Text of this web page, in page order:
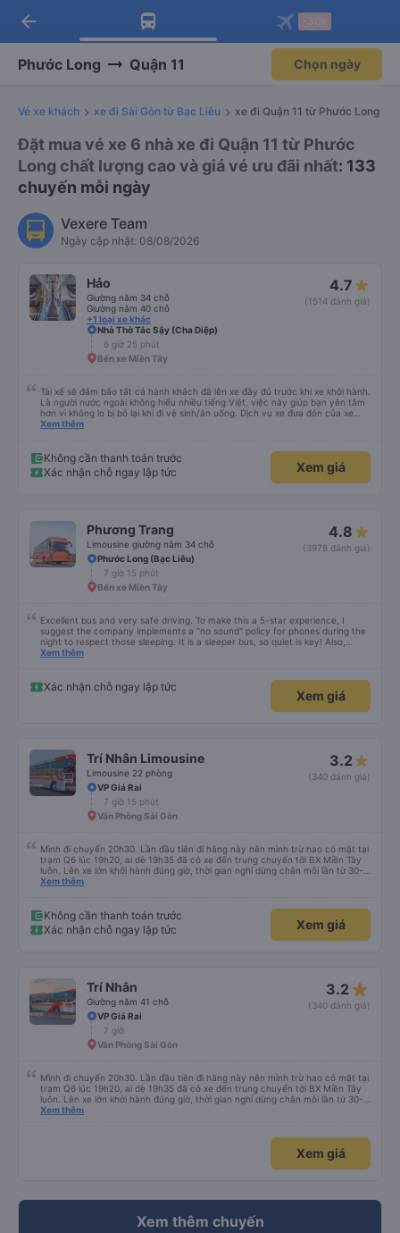
Tải app Vexere ngay!
Nhận ưu đãi thành viên độc
Mở app
Tải app Vexere
-30k/ghế khi đặt vé máy bay qua
Mở app
arrow_back
Phước Long Quận 11 Chọn ngày
Vé xe khách xe đi Sài Gòn từ Bạc Liêu xe đi Quận 11 từ Phước Long
Đặt mua vé xe 6 nhà xe đi Quận 11 từ Phước
Long chất lượng cao và giá vé ưu đãi nhất: 133
chuyến mỗi ngày
Vexere Team
Ngày cập nhật: 08/08/2026
Hảo
Giường nằm 34 chỗ
Giường nằm 40 chỗ
+1 loại xe khác
4.7
(1514 đánh giá)
Nhà Thờ Tắc Sậy (Cha Diệp)
6 giờ 25 phút
Bến xe Miền Tây
Tài xế sẽ đảm bảo tất cả hành khách đã lên xe đầy đủ trước khi xe khởi hành.
Là người nước ngoài không hiểu nhiều tiếng Việt, việc này giúp bạn yên tâm
hơn vì không lo bị bỏ lại khi đi vệ sinh/ăn uống. Dịch vụ xe đưa đón của xe
buýt Hảo cũng là một điểm cộng, đưa bạn từ bến xe đến chỗ ở MIỄN PHÍ!
Xem thêm
Không cần thanh toán trước
Xác nhận chỗ ngay lập tức
Xem giá
Phương Trang
Limousine giường nằm 34 chỗ
4.8
(3978 đánh giá)
Phước Long (Bạc Liêu)
7 giờ 15 phút
Bến xe Miền Tây
Excellent bus and very safe driving. To make this a 5-star experience, I
suggest the company implements a "no sound" policy for phones during the
night to respect those sleeping. It is a sleeper bus, so quiet is key! Also,
please display the Wi-Fi password clearly inside the cabin for convenience. I
quy định rõ ràng về việc giữ im lặng (tắt âm thanh điện thoại) vào ban đêm
để tránh làm phiền hành khách khác ngủ. Ngoài ra, nhà xe nên dán sẵn mật
khẩu Wi-Fi trong xe để hành khách dễ dàng sử dụng. Tôi vẫn sẽ tiếp tục ủng
Xem thêm
Xác nhận chỗ ngay lập tức
Xem giá
Trí Nhân Limousine
Limousine 22 phòng
3.2
(340 đánh giá)
VP Giá Rai
7 giờ 15 phút
Văn Phòng Sài Gòn
Mình đi chuyến 20h30. Lần đầu tiên đi hãng này nên mình trừ hao có mặt tại
trạm Q6 lúc 19h20, ai dè 19h35 đã có xe đến trung chuyển tới BX Miền Tây
luôn. Lên xe lớn khởi hành đúng giờ, thời gian nghỉ dừng chân mỗi lần từ 30-
45 phút. Đến trạm Giá Rai thì có xe trung chuyển chờ sẵn chở đến nơi.
Xem thêm
Không cần thanh toán trước
Xác nhận chỗ ngay lập tức
Xem giá
Trí Nhân
Giường nằm 41 chỗ
3.2 star_rate
(340 đánh giá)
VP Giá Rai
7 giờ
Văn Phòng Sài Gòn
Mình đi chuyến 20h30. Lần đầu tiên đi hãng này nên mình trừ hao có mặt tại
trạm Q6 lúc 19h20, ai dè 19h35 đã có xe đến trung chuyển tới BX Miền Tây
luôn. Lên xe lớn khởi hành đúng giờ, thời gian nghỉ dừng chân mỗi lần từ 30-
45 phút. Đến trạm Giá Rai thì có xe trung chuyển chờ sẵn chở đến nơi.
Xem thêm
Xem giá
Xem thêm chuyến